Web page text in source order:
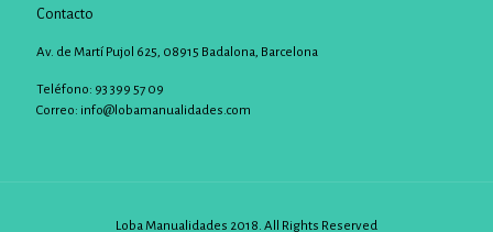
Contacto
Av. de Martí Pujol 625, 08915 Badalona, Barcelona
Teléfono: 93 399 57 09
Correo: info@lobamanualidades.com
Loba Manualidades 2018. All Rights Reserved